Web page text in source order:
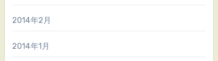
2014年2月
2014年1月